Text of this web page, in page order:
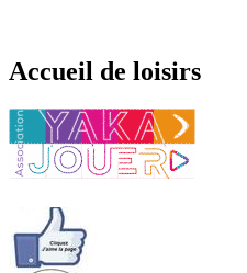
Accueil de loisirs